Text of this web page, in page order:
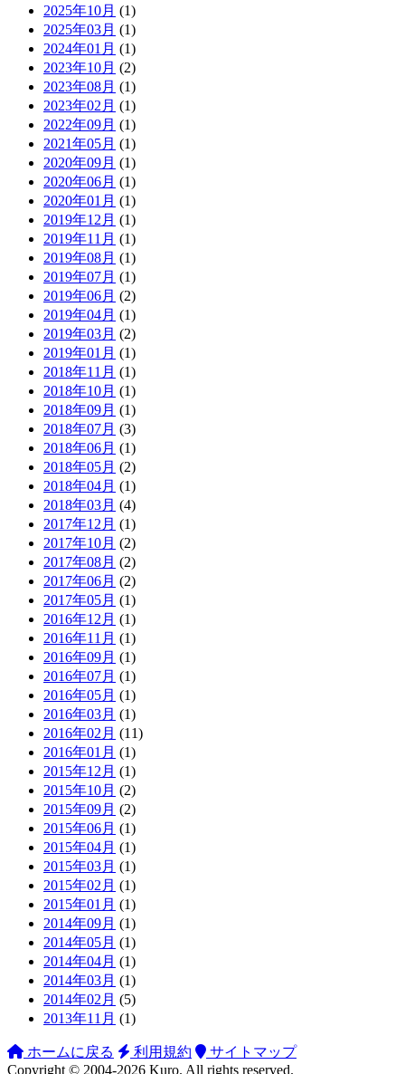
2025年10月 (1)
2025年03月 (1)
2024年01月 (1)
2023年10月 (2)
2023年08月 (1)
2023年02月 (1)
2022年09月 (1)
2021年05月 (1)
2020年09月 (1)
2020年06月 (1)
2020年01月 (1)
2019年12月 (1)
2019年11月 (1)
2019年08月 (1)
2019年07月 (1)
2019年06月 (2)
2019年04月 (1)
2019年03月 (2)
2019年01月 (1)
2018年11月 (1)
2018年10月 (1)
2018年09月 (1)
2018年07月 (3)
2018年06月 (1)
2018年05月 (2)
2018年04月 (1)
2018年03月 (4)
2017年12月 (1)
2017年10月 (2)
2017年08月 (2)
2017年06月 (2)
2017年05月 (1)
2016年12月 (1)
2016年11月 (1)
2016年09月 (1)
2016年07月 (1)
2016年05月 (1)
2016年03月 (1)
2016年02月 (11)
2016年01月 (1)
2015年12月 (1)
2015年10月 (2)
2015年09月 (2)
2015年06月 (1)
2015年04月 (1)
2015年03月 (1)
2015年02月 (1)
2015年01月 (1)
2014年09月 (1)
2014年05月 (1)
2014年04月 (1)
2014年03月 (1)
2014年02月 (5)
2013年11月 (1)
ホームに戻る 利用規約
サイトマップ
Copyright © 2004-2026 Kuro. All rights reserved.